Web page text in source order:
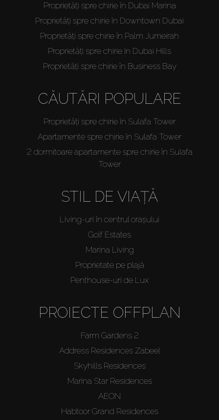
Proprietăți spre chirie în Dubai Marina
Proprietăți spre chirie în Downtown Dubai
Proprietăți spre chirie în Palm Jumeirah
Proprietăți spre chirie în Dubai Hills
Proprietăți spre chirie în Business Bay
CĂUTĂRI POPULARE
Proprietăți spre chirie în Sulafa Tower
Apartamente spre chirie în Sulafa Tower
2 dormitoare apartamente spre chirie în Sulafa
Tower
STIL DE VIAȚĂ
Living-uri în centrul orașului
Golf Estates
Marina Living
Proprietate pe plajă
Penthouse-uri de Lux
PROIECTE OFFPLAN
Farm Gardens 2
Address Residences Zabeel
Skyhills Residences
Marina Star Residences
AEON
Habtoor Grand Residences